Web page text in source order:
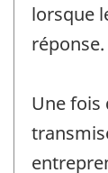
lorsque
réponse.
Une fois